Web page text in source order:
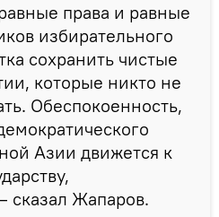
права и равные
избирательного
сохранить чистые
которые никто не
Обеспокоенность,
Азии движется к
сказал Жапаров.